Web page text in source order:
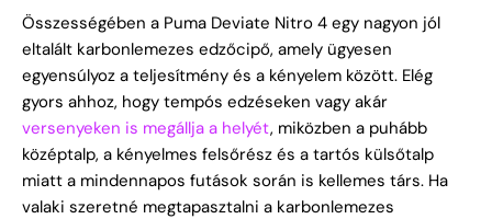
Összességében a Puma Deviate Nitro 4 egy nagyon jól
eltalált karbonlemezes edzőcipő, amely ügyesen
egyensúlyoz a teljesítmény és a kényelem között. Elég
gyors ahhoz, hogy tempós edzéseken vagy akár
versenyeken is megállja a helyét, miközben a puhább
középtalp, a kényelmes felsőrész és a tartós külsőtalp
miatt a mindennapos futások során is kellemes társ. Ha
valaki szeretné megtapasztalni a karbonlemezes